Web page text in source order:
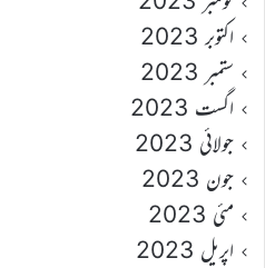
اکتوبر 2023
ستمبر 2023
اگست 2023
جولائی 2023
جون 2023
مئی 2023
اپریل 2023